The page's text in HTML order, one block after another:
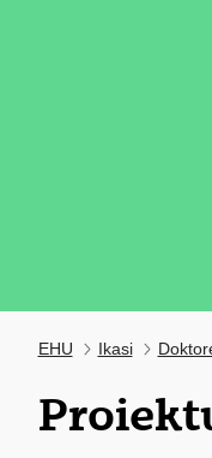
izkutatu
EHU Ikasi